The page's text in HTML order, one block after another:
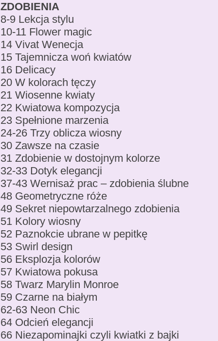
ZDOBIENIA
8-9 Lekcja stylu
10-11 Flower magic
14 Vivat Wenecja
15 Tajemnicza woń kwiatów
16 Delicacy
20 W kolorach tęczy
21 Wiosenne kwiaty
22 Kwiatowa kompozycja
23 Spełnione marzenia
24-26 Trzy oblicza wiosny
30 Zawsze na czasie
31 Zdobienie w dostojnym kolorze
32-33 Dotyk elegancji
37-43 Wernisaż prac – zdobienia ślubne
48 Geometryczne róże
49 Sekret niepowtarzalnego zdobienia
51 Kolory wiosny
52 Paznokcie ubrane w pepitkę
53 Swirl design
56 Eksplozja kolorów
57 Kwiatowa pokusa
58 Twarz Marylin Monroe
59 Czarne na białym
62-63 Neon Chic
64 Odcień elegancji
66 Niezapominajki czyli kwiatki z bajki